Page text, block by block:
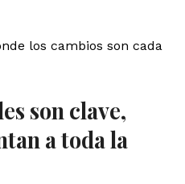
los cambios son cada
son clave,
a toda la